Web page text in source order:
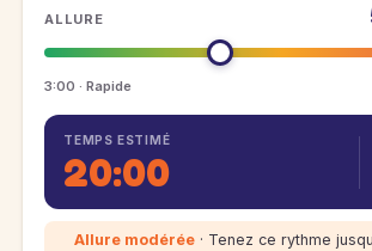
ALLURE
3:00 · Rapide
TEMPS ESTIMÉ
20:00
Allure modérée · Tenez ce rythme